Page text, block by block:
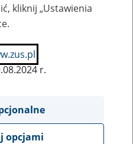
bazy
kliknij „Ustawienia
r.
opcjami